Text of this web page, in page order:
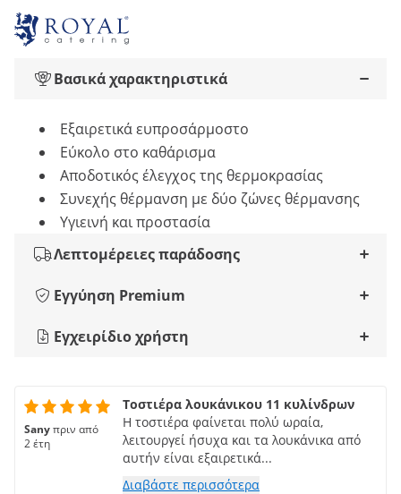
Βασικά χαρακτηριστικά
Εξαιρετικά ευπροσάρμοστο
Εύκολο στο καθάρισμα
Αποδοτικός έλεγχος της θερμοκρασίας
Συνεχής θέρμανση με δύο ζώνες θέρμανσης
Υγιεινή και προστασία
Λεπτομέρειες παράδοσης
Εγγύηση Premium
Εγχειρίδιο χρήστη
Sanyπριν από
2 έτη
Τοστιέρα λουκάνικου 11 κυλίνδρων
Η τοστιέρα φαίνεται πολύ ωραία,
λειτουργεί ήσυχα και τα λουκάνικα από
αυτήν είναι εξαιρετικά...
Διαβάστε περισσότερα